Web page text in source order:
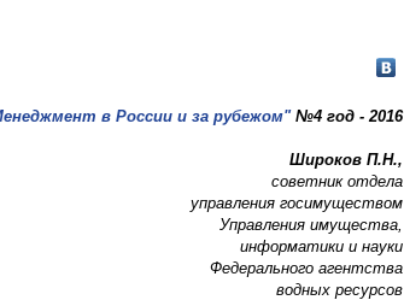
в России и за рубежом"№4 год - 2016
Широков П.Н.,
советник отдела
управления госимуществом
Управления имущества,
информатики и науки
Федерального агентства
водных ресурсов